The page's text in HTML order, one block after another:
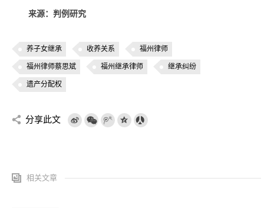
来源：判例研究
养子女继承 收养关系 福州律师
福州律师蔡思斌 福州继承律师 继承纠纷
遗产分配权
分享此文
相关文章